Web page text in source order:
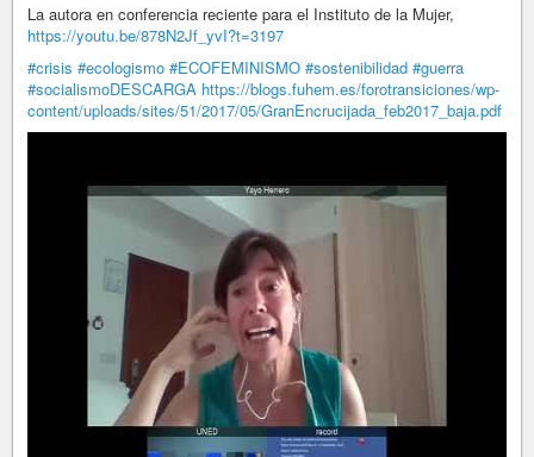
La autora en conferencia reciente para el Instituto de la Mujer,
https://youtu.be/878N2Jf_yvI?t=3197
#crisis #ecologismo #ECOFEMINISMO #sostenibilidad #guerra
#socialismoDESCARGA https://blogs.fuhem.es/forotransiciones/wp-
content/uploads/sites/51/2017/05/GranEncrucijada_feb2017_baja.pdf